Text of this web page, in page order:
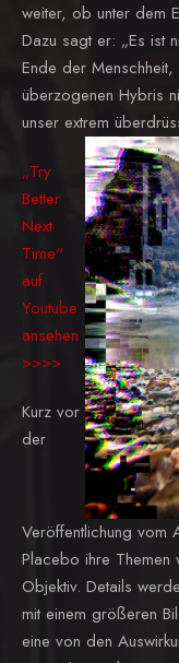
weiter, ob unter dem
Dazu sagt er: „Es ist
Ende der
überzogenen Hybris
unser extrem
„Try
Better
Next
Time“
auf
Youtube
ansehen
>>>>
Kurz vor
der
Veröffentlichung vom
Placebo ihre Themen
Objektiv. Details
mit einem größeren
eine von den